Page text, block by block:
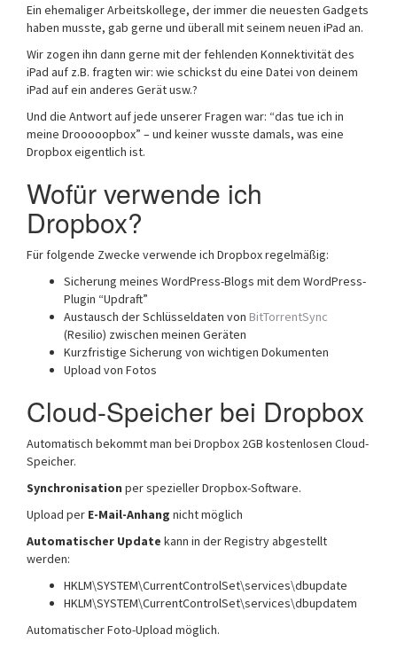
Ein ehemaliger Arbeitskollege, der immer die neuesten Gadgets
haben musste, gab gerne und überall mit seinem neuen iPad an.
Wir zogen ihn dann gerne mit der fehlenden Konnektivität des
iPad auf z.B. fragten wir: wie schickst du eine Datei von deinem
iPad auf ein anderes Gerät usw.?
Und die Antwort auf jede unserer Fragen war: “das tue ich in
meine Drooooopbox” – und keiner wusste damals, was eine
Dropbox eigentlich ist.
Wofür verwende ich
Dropbox?
Für folgende Zwecke verwende ich Dropbox regelmäßig:
Sicherung meines WordPress-Blogs mit dem WordPress-
Plugin “Updraft”
Austausch der Schlüsseldaten von BitTorrentSync
(Resilio) zwischen meinen Geräten
Kurzfristige Sicherung von wichtigen Dokumenten
Upload von Fotos
Cloud-Speicher bei Dropbox
Automatisch bekommt man bei Dropbox 2GB kostenlosen Cloud-
Speicher.
Synchronisation per spezieller Dropbox-Software.
Upload per E-Mail-Anhang nicht möglich
Automatischer Update kann in der Registry abgestellt
werden:
HKLM\SYSTEM\CurrentControlSet\services\dbupdate
HKLM\SYSTEM\CurrentControlSet\services\dbupdatem
Automatischer Foto-Upload möglich.